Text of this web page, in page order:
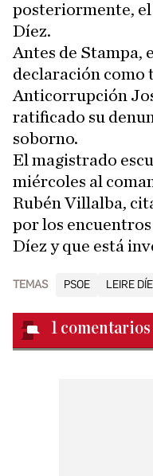
posteriormente, el
Díez.
Antes de Stampa,
declaración como
Anticorrupción
ratificado su
soborno.
El magistrado
miércoles al
Rubén Villalba,
por los
Díez y que está
TEMAS PSOE LEIRE
1 comentarios